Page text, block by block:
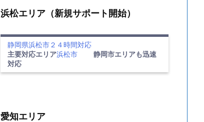
浜松エリア（新規サポート開始）
静岡県浜松市２４時間対応
主要対応エリア浜松市
静岡市エリアも迅速
対応
愛知エリア